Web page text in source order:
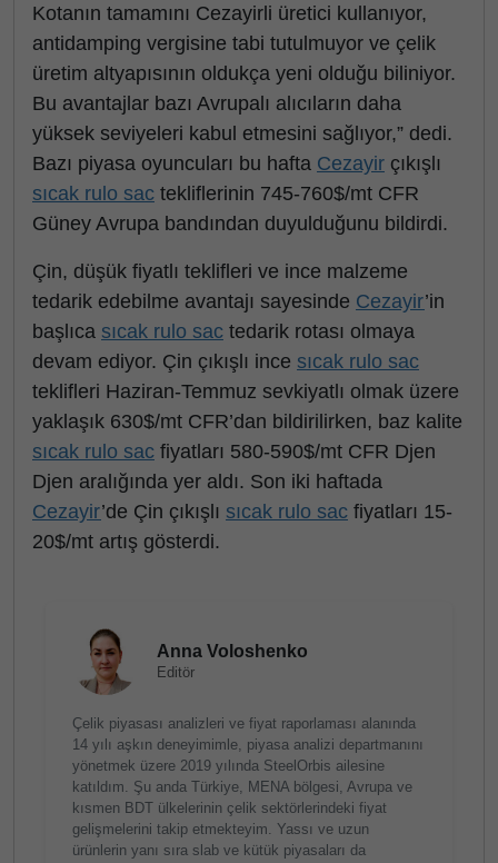
Kotanın tamamını Cezayirli üretici kullanıyor,
antidamping vergisine tabi tutulmuyor ve çelik
üretim altyapısının oldukça yeni olduğu biliniyor.
Bu avantajlar bazı Avrupalı alıcıların daha
yüksek seviyeleri kabul etmesini sağlıyor,” dedi.
Bazı piyasa oyuncuları bu hafta Cezayir çıkışlı
sıcak rulo sac tekliflerinin 745-760$/mt CFR
Güney Avrupa bandından duyulduğunu bildirdi.
Çin, düşük fiyatlı teklifleri ve ince malzeme
tedarik edebilme avantajı sayesinde Cezayir’in
başlıca sıcak rulo sac tedarik rotası olmaya
devam ediyor. Çin çıkışlı ince sıcak rulo sac
teklifleri Haziran-Temmuz sevkiyatlı olmak üzere
yaklaşık 630$/mt CFR’dan bildirilirken, baz kalite
sıcak rulo sac fiyatları 580-590$/mt CFR Djen
Djen aralığında yer aldı. Son iki haftada
Cezayir’de Çin çıkışlı sıcak rulo sac fiyatları 15-
20$/mt artış gösterdi.
Anna Voloshenko
Editör
Çelik piyasası analizleri ve fiyat raporlaması alanında
14 yılı aşkın deneyimimle, piyasa analizi departmanını
yönetmek üzere 2019 yılında SteelOrbis ailesine
katıldım. Şu anda Türkiye, MENA bölgesi, Avrupa ve
kısmen BDT ülkelerinin çelik sektörlerindeki fiyat
gelişmelerini takip etmekteyim. Yassı ve uzun
ürünlerin yanı sıra slab ve kütük piyasaları da